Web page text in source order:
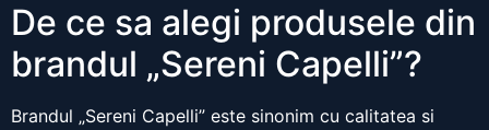
De ce sa alegi produsele din
brandul „Sereni Capelli”?
Brandul „Sereni Capelli” este sinonim cu calitatea si